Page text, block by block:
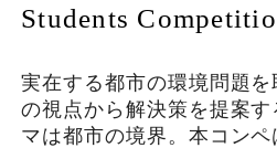
Students
実在する都市の環境問題
の視点から解決策を提案
マは都市の境界。本コン